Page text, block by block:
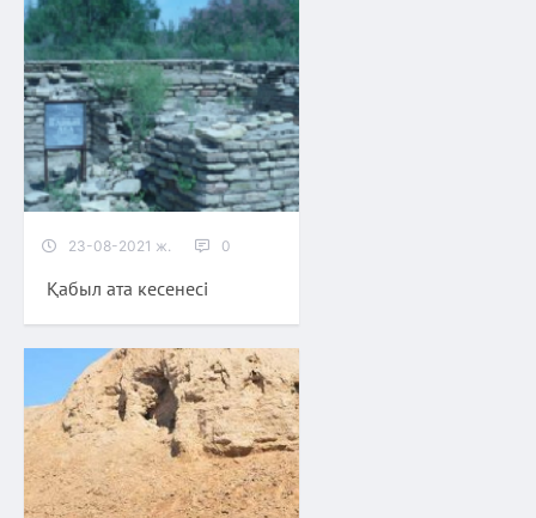
23-08-2021 ж. 0
Қабыл ата кесенесі